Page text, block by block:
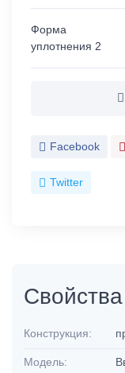
Форма
уплотнения 2
Facebook
Twitter
Конструкция:
Модель: